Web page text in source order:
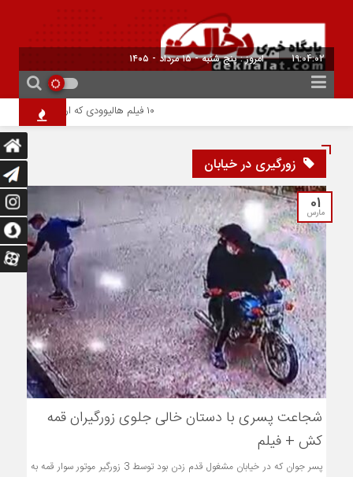
19:04:03 امروز : پنج شنبه - ۱۵ مرداد - ۱۴۰۵
۱۰ فیلم هالیوودی که ارزش دیدن دارند | شاهکارهایی که نباید از دست بدهید
زورگیری در خیابان
01
مارس
شجاعت پسری با دستان خالی جلوی زورگیران قمه
کش + فیلم
پسر جوان که در خیابان مشغول قدم زدن بود توسط 3 زورگیر موتور سوار قمه به